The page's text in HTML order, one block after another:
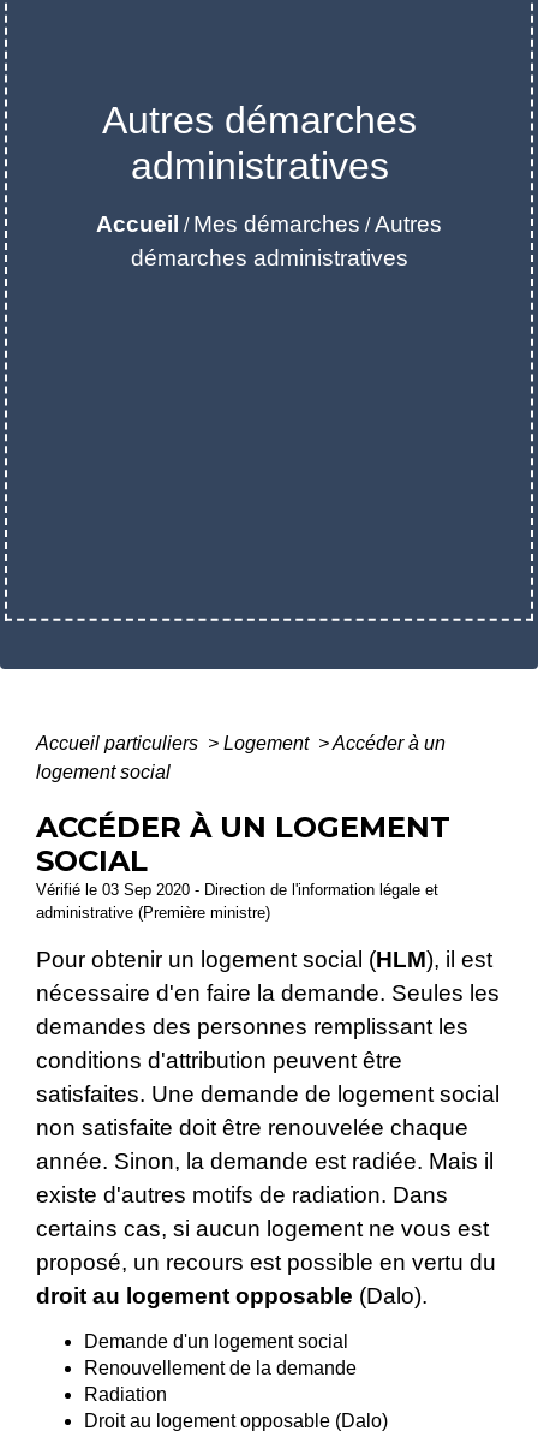
Autres démarches
administratives
Accueil / Mes démarches /Autres
démarches administratives
Accueil particuliers > Logement >Accéder à un
logement social
ACCÉDER À UN LOGEMENT
SOCIAL
Vérifié le 03 Sep 2020 - Direction de l'information légale et
administrative (Première ministre)
Pour obtenir un logement social (HLM), il est
nécessaire d'en faire la demande. Seules les
demandes des personnes remplissant les
conditions d'attribution peuvent être
satisfaites. Une demande de logement social
non satisfaite doit être renouvelée chaque
année. Sinon, la demande est radiée. Mais il
existe d'autres motifs de radiation. Dans
certains cas, si aucun logement ne vous est
proposé, un recours est possible en vertu du
droit au logement opposable (Dalo).
Demande d'un logement social
Renouvellement de la demande
Radiation
Droit au logement opposable (Dalo)